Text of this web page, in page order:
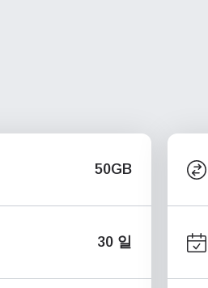
50GB
30 일